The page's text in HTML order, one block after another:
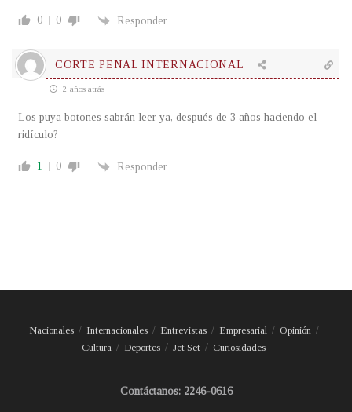
0 0 Responder
CORTE PENAL INTERNACIONAL
2 años atrás
Los puya botones sabrán leer ya, después de 3 años haciendo el
ridículo?
1 0 Responder
Nacionales Internacionales Entrevistas Empresarial
Opinión
Cultura
Deportes Jet Set Curiosidades
Contáctanos: 2246-0616